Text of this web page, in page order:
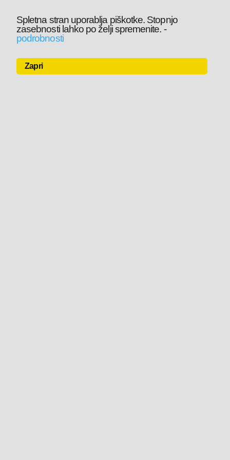
Spletna stran uporablja piškotke. Stopnjo
zasebnosti lahko po želji spremenite. -
podrobnosti
Zapri